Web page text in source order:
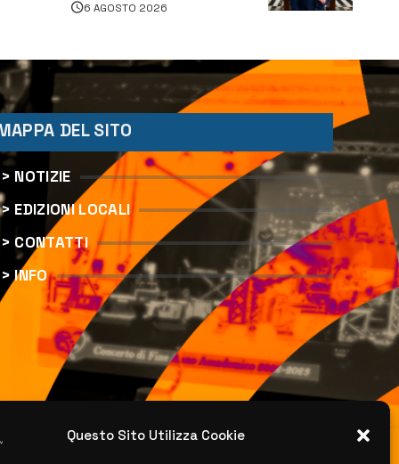
Questo Sito Utilizza Cookie
«La proposta è nostra»
6 AGOSTO 2026
DEL SITO
> NOTIZIE
> EDIZIONI LOCALI
> CONTATTI
> INFO